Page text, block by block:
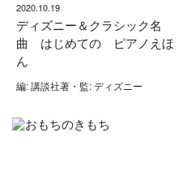
2020.10.19
ディズニー＆クラシック名
曲 はじめての ピアノえほ
ん
編: 講談社著・監: ディズニー